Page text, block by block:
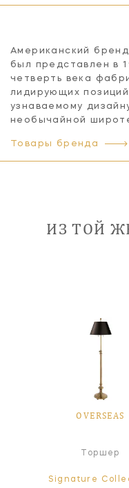
Американский
был представлен в
четверть века
лидирующих
узнаваемому
необычайной
Товары бренда
ИЗ ТОЙ
OVERSEAS
Торшер
Signature